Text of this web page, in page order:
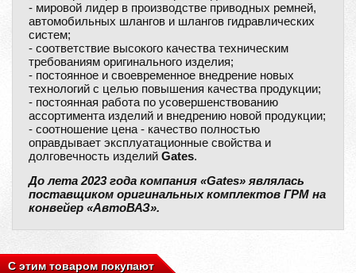
- мировой лидер в производстве приводных ремней,
автомобильных шлангов и шлангов гидравлических
систем;
- соответствие высокого качества техническим
требованиям оригинального изделия;
- постоянное и своевременное внедрение новых
технологий с целью повышения качества продукции;
- постоянная работа по усовершенствованию
ассортимента изделий и внедрению новой продукции;
- соотношение цена - качество полностью
оправдывает эксплуатационные свойства и
долговечность изделий Gates.
До лета 2023 года компания «Gates» являлась
поставщиком оригинальных комплектов ГРМ на
конвейер «АвтоВАЗ».
С этим товаром покупают